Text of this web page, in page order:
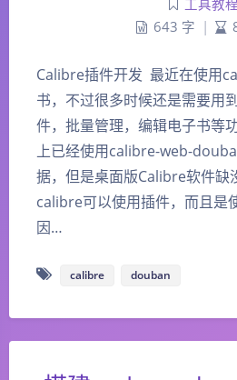
工具教程
643 字 |
Calibre插件开发 ​ 最近在使用
书，不过很多时候还是需要用
件，批量管理，编辑电子书等
上已经使用calibre-web-
据，但是桌面版Calibre软件缺
calibre可以使用插件，而且是
因…
calibre douban